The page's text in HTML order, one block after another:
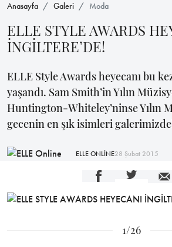
Anasayfa Galeri Moda
ELLE STYLE AWARDS
İNGİLTERE’DE!
ELLE Style Awards heyecanı bu
yaşandı. Sam Smith’in Yılın
Huntington-Whiteley’ninse Yılın
gecenin en şık isimleri
ELLE ONLİNE28 Şubat 2015
1/26